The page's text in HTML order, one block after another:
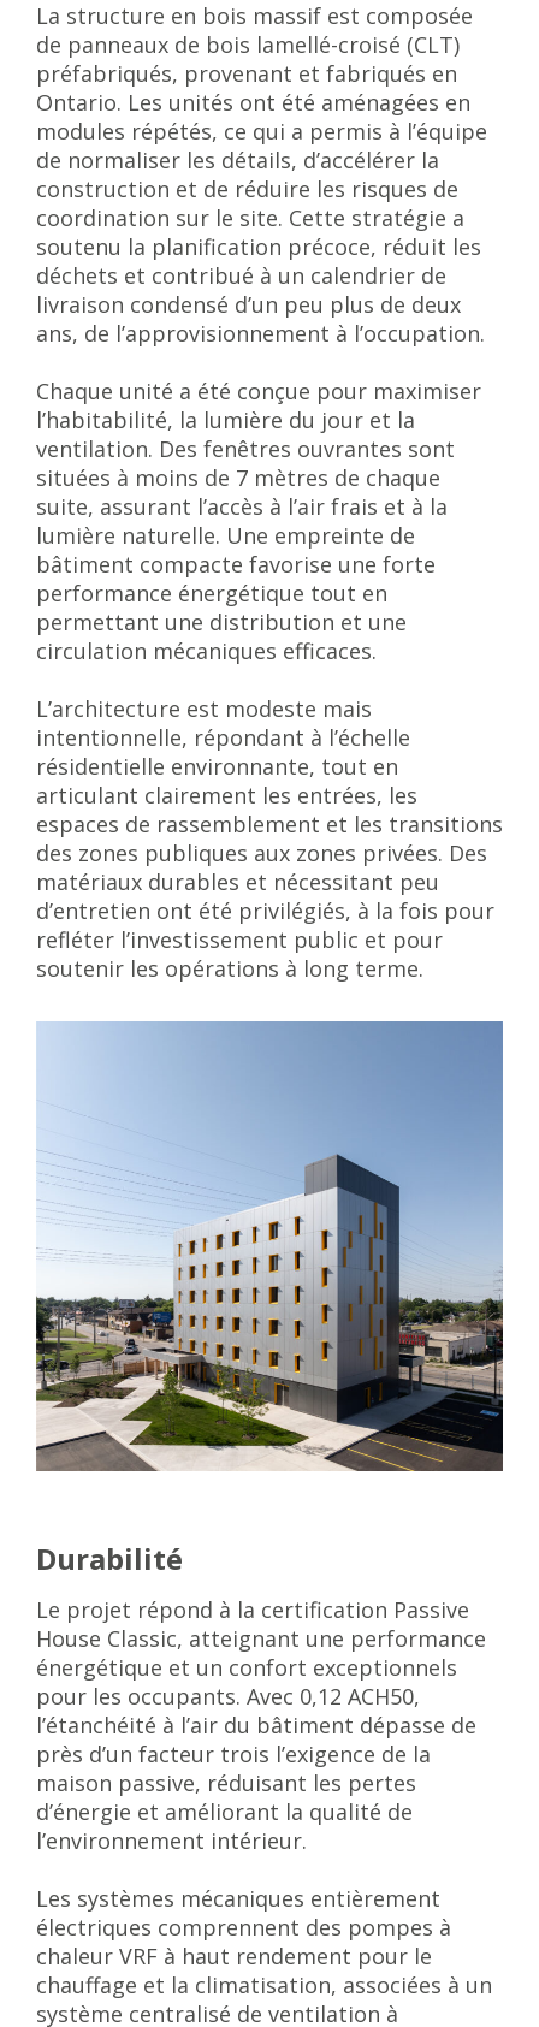
La structure en bois massif est composée
de panneaux de bois lamellé-croisé (CLT)
préfabriqués, provenant et fabriqués en
Ontario. Les unités ont été aménagées en
modules répétés, ce qui a permis à l’équipe
de normaliser les détails, d’accélérer la
construction et de réduire les risques de
coordination sur le site. Cette stratégie a
soutenu la planification précoce, réduit les
déchets et contribué à un calendrier de
livraison condensé d’un peu plus de deux
ans, de l’approvisionnement à l’occupation.
Chaque unité a été conçue pour maximiser
l’habitabilité, la lumière du jour et la
ventilation. Des fenêtres ouvrantes sont
situées à moins de 7 mètres de chaque
suite, assurant l’accès à l’air frais et à la
lumière naturelle. Une empreinte de
bâtiment compacte favorise une forte
performance énergétique tout en
permettant une distribution et une
circulation mécaniques efficaces.
L’architecture est modeste mais
intentionnelle, répondant à l’échelle
résidentielle environnante, tout en
articulant clairement les entrées, les
espaces de rassemblement et les transitions
des zones publiques aux zones privées. Des
matériaux durables et nécessitant peu
d’entretien ont été privilégiés, à la fois pour
refléter l’investissement public et pour
soutenir les opérations à long terme.
Durabilité
Le projet répond à la certification Passive
House Classic, atteignant une performance
énergétique et un confort exceptionnels
pour les occupants. Avec 0,12 ACH50,
l’étanchéité à l’air du bâtiment dépasse de
près d’un facteur trois l’exigence de la
maison passive, réduisant les pertes
d’énergie et améliorant la qualité de
l’environnement intérieur.
Les systèmes mécaniques entièrement
électriques comprennent des pompes à
chaleur VRF à haut rendement pour le
chauffage et la climatisation, associées à un
système centralisé de ventilation à